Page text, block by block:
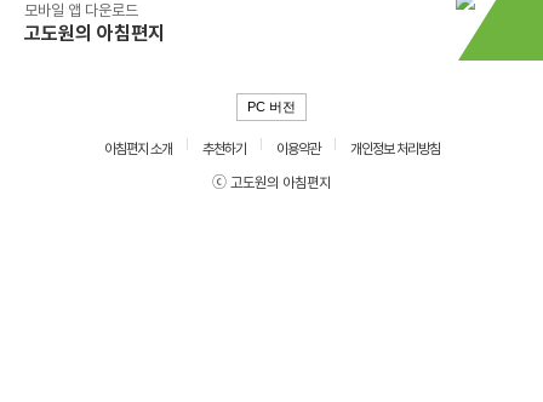
모바일 앱 다운로드
고도원의 아침편지
PC 버전
아침편지 소개 추천하기 이용약관
개인정보 처리방침
ⓒ 고도원의 아침편지